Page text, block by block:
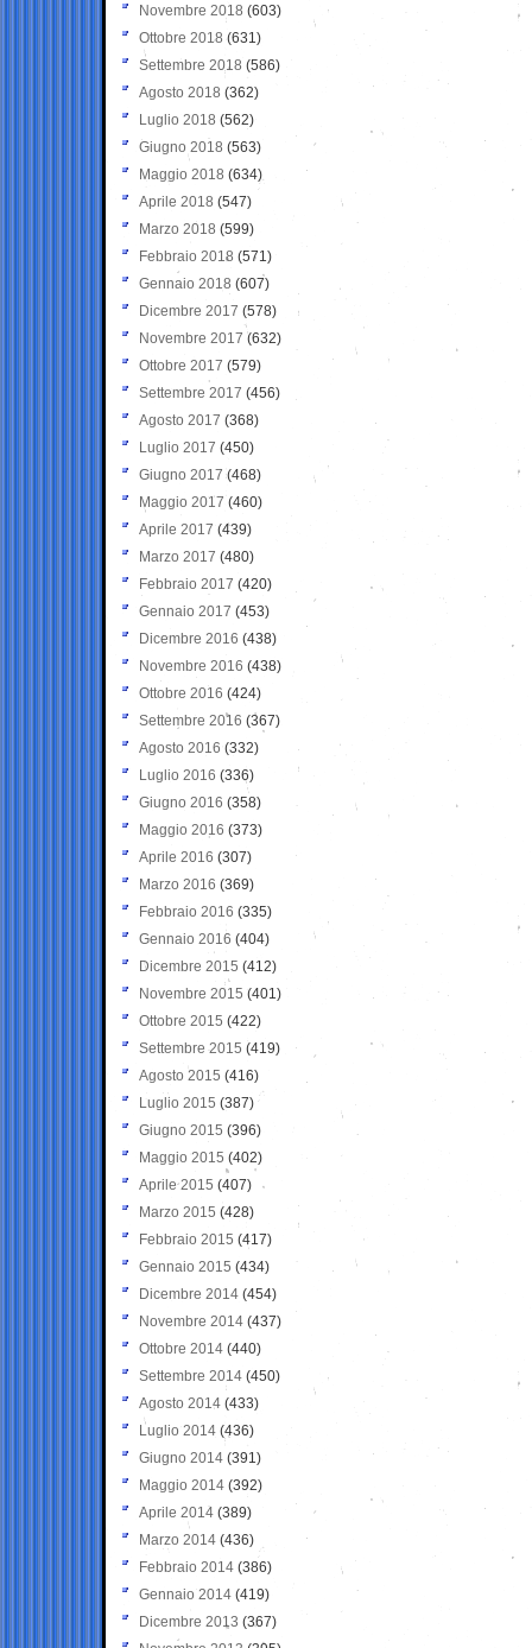
Novembre 2018 (603)
Ottobre 2018 (631)
Settembre 2018 (586)
Agosto 2018 (362)
Luglio 2018 (562)
Giugno 2018 (563)
Maggio 2018 (634)
Aprile 2018 (547)
Marzo 2018 (599)
Febbraio 2018 (571)
Gennaio 2018 (607)
Dicembre 2017 (578)
Novembre 2017 (632)
Ottobre 2017 (579)
Settembre 2017 (456)
Agosto 2017 (368)
Luglio 2017 (450)
Giugno 2017 (468)
Maggio 2017 (460)
Aprile 2017 (439)
Marzo 2017 (480)
Febbraio 2017 (420)
Gennaio 2017 (453)
Dicembre 2016 (438)
Novembre 2016 (438)
Ottobre 2016 (424)
Settembre 2016 (367)
Agosto 2016 (332)
Luglio 2016 (336)
Giugno 2016 (358)
Maggio 2016 (373)
Aprile 2016 (307)
Marzo 2016 (369)
Febbraio 2016 (335)
Gennaio 2016 (404)
Dicembre 2015 (412)
Novembre 2015 (401)
Ottobre 2015 (422)
Settembre 2015 (419)
Agosto 2015 (416)
Luglio 2015 (387)
Giugno 2015 (396)
Maggio 2015 (402)
Aprile 2015 (407)
Marzo 2015 (428)
Febbraio 2015 (417)
Gennaio 2015 (434)
Dicembre 2014 (454)
Novembre 2014 (437)
Ottobre 2014 (440)
Settembre 2014 (450)
Agosto 2014 (433)
Luglio 2014 (436)
Giugno 2014 (391)
Maggio 2014 (392)
Aprile 2014 (389)
Marzo 2014 (436)
Febbraio 2014 (386)
Gennaio 2014 (419)
Dicembre 2013 (367)